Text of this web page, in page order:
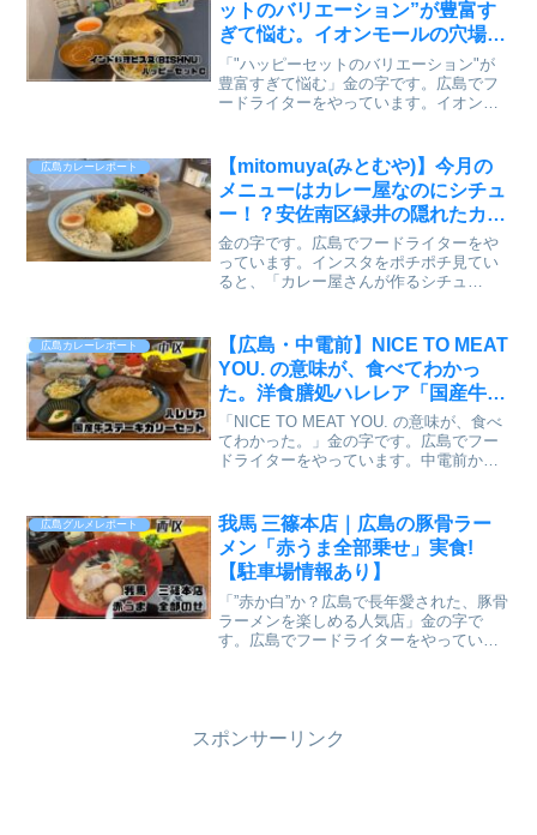
ットのバリエーション”が豊富す
ぎて悩む。イオンモールの穴場イ
ンド料理「ビスヌ」で、ナンのお
かわりまでしてしまった【かえる
のピクルスと実食レビュー】
「"ハッピーセットのバリエーション"が
豊富すぎて悩む」金の字です。広島でフ
ードライターをやっています。イオンモ
は、大型ショッピングモールの中でのお
食事もいいかな～と...
広島カレーレポート
【mitomuya(みとむや)】今月の
メニューはカレー屋なのにシチュ
ー！？安佐南区緑井の隠れたカフ
ェでこだわりのカレーを体験
【2024.12】
金の字です。広島でフードライターをや
っています。インスタをポチポチ見てい
ると、「カレー屋さんが作るシチュ
mitomuya(みとむや)さんヘ安佐南区はカ
レーの激戦区でもあります...
広島カレーレポート
【広島・中電前】NICE TO MEAT
YOU. の意味が、食べてわかっ
た。洋食膳処ハレレア「国産牛ス
テーキカリーセット」実食レビュ
ー【かえるのピクルスと実食レビ
ュー】
「NICE TO MEAT YOU. の意味が、食べ
てわかった。」金の字です。広島でフー
ドライターをやっています。中電前から
入りのお店のひとつです。17席しかない
小さな...
広島グルメレポート
我馬 三篠本店｜広島の豚骨ラー
メン「赤うま全部乗せ」実食!
【駐車場情報あり】
「”赤か白”か？広島で長年愛された、豚骨
ラーメンを楽しめる人気店」金の字で
す。広島でフードライターをやっていま
スポンサーリンク